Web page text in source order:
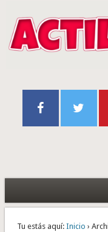
Tu estás aquí: Inicio ›